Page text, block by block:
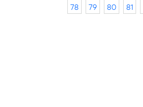
78
79 80 81